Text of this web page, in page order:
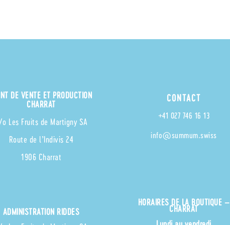
DE VENTE ET PRODUCTION
CHARRAT
Les Fruits de Martigny SA
Route de l’Indivis 24
1906 Charrat
ADMINISTRATION RIDDES
CONTACT
+41 027 746 16 13
info@summum.swiss
HORAIRES DE LA BOUTIQUE –
CHARRAT